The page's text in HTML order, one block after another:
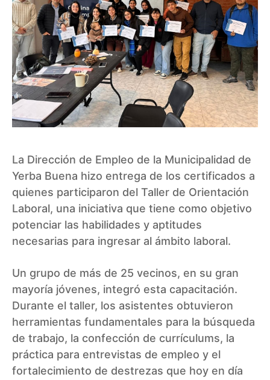
La Dirección de Empleo de la Municipalidad de
Yerba Buena hizo entrega de los certificados a
quienes participaron del Taller de Orientación
Laboral, una iniciativa que tiene como objetivo
potenciar las habilidades y aptitudes
necesarias para ingresar al ámbito laboral.
Un grupo de más de 25 vecinos, en su gran
mayoría jóvenes, integró esta capacitación.
Durante el taller, los asistentes obtuvieron
herramientas fundamentales para la búsqueda
de trabajo, la confección de currículums, la
práctica para entrevistas de empleo y el
fortalecimiento de destrezas que hoy en día